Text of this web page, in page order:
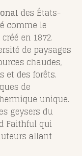
des États-
comme le
en 1872.
de paysages
chaudes,
et des forêts.
de
unique.
geysers du
Faithful qui
allant